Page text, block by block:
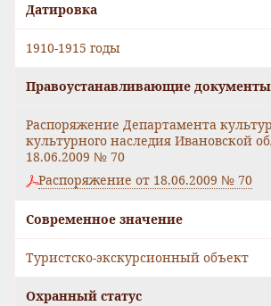
Датировка
1910-1915 годы
Правоустанавливающие документы
Распоряжение Департамента
культурного наследия Ивановской
18.06.2009 № 70
Распоряжение от 18.06.2009 № 70
Современное значение
Туристско-экскурсионный объект
Охранный статус